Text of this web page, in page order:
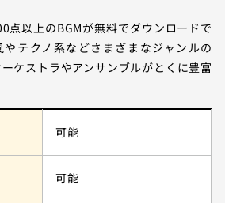
点以上のBGMが無料でダウンロードで
テクノ系などさまざまなジャンルの
ケストラやアンサンブルがとくに豊富
可能
可能